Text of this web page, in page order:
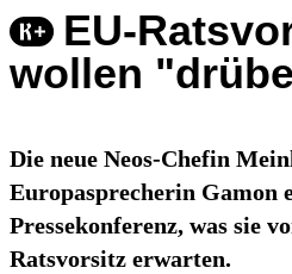
EU-
wollen
Die neue Neos-Chefin
Europasprecherin Gamon
Pressekonferenz, was sie
Ratsvorsitz erwarten.